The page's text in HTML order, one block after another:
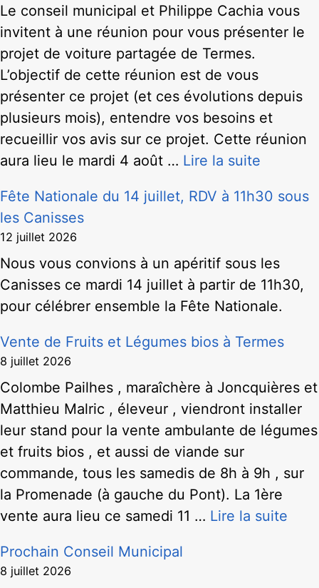
Le conseil municipal et Philippe Cachia vous
invitent à une réunion pour vous présenter le
projet de voiture partagée de Termes.
L’objectif de cette réunion est de vous
présenter ce projet (et ces évolutions depuis
plusieurs mois), entendre vos besoins et
recueillir vos avis sur ce projet. Cette réunion
aura lieu le mardi 4 août … Lire la suite
Fête Nationale du 14 juillet, RDV à 11h30 sous
les Canisses
12 juillet 2026
Nous vous convions à un apéritif sous les
Canisses ce mardi 14 juillet à partir de 11h30,
pour célébrer ensemble la Fête Nationale.
Vente de Fruits et Légumes bios à Termes
8 juillet 2026
Colombe Pailhes , maraîchère à Joncquières et
Matthieu Malric , éleveur , viendront installer
leur stand pour la vente ambulante de légumes
et fruits bios , et aussi de viande sur
commande, tous les samedis de 8h à 9h , sur
la Promenade (à gauche du Pont). La 1ère
vente aura lieu ce samedi 11 … Lire la suite
Prochain Conseil Municipal
8 juillet 2026